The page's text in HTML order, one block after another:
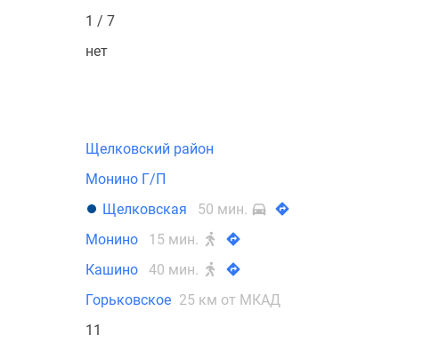
1 / 7
нет
Щелковский район
Монино Г/П
Щелковская
50 мин.
Монино
15 мин.
Кашино
40 мин.
Горьковское 25 км от МКАД
11